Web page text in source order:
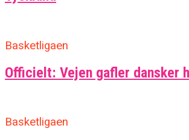
Basketligaen
Officielt: Vejen gafler dansker
Basketligaen